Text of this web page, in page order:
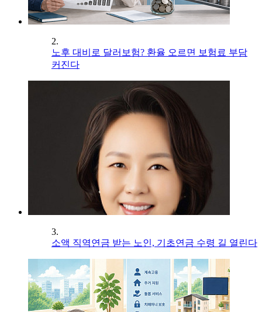
2.
노후 대비로 달러보험? 환율 오르면 보험료 부담
커진다
3.
소액 직역연금 받는 노인, 기초연금 수령 길 열린다